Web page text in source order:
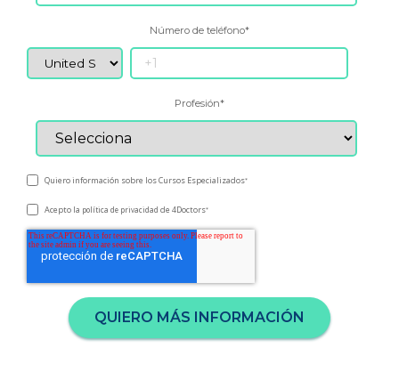
Número de teléfono*
Profesión*
Quiero información sobre los Cursos Especializados*
Acepto la política de privacidad de 4Doctors*